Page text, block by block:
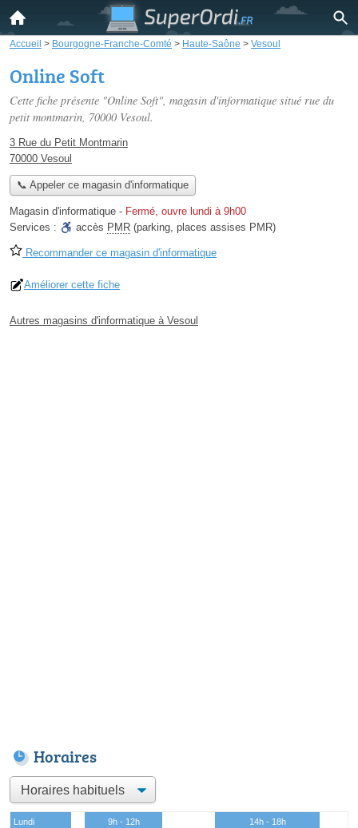
Accueil > Bourgogne-Franche-Comté > Haute-Saône > Vesoul
Online Soft
Cette fiche présente "Online Soft", magasin d'informatique situé rue du
petit montmarin, 70000 Vesoul.
3 Rue du Petit Montmarin
70000 Vesoul
📞 Appeler ce magasin d'informatique
Magasin d'informatique - Fermé, ouvre lundi à 9h00
Services :
accès PMR (parking, places assises PMR)
Recommander ce magasin d'informatique
Améliorer cette fiche
Autres magasins d'informatique à Vesoul
Horaires
Lundi 9h - 12h
14h - 18h